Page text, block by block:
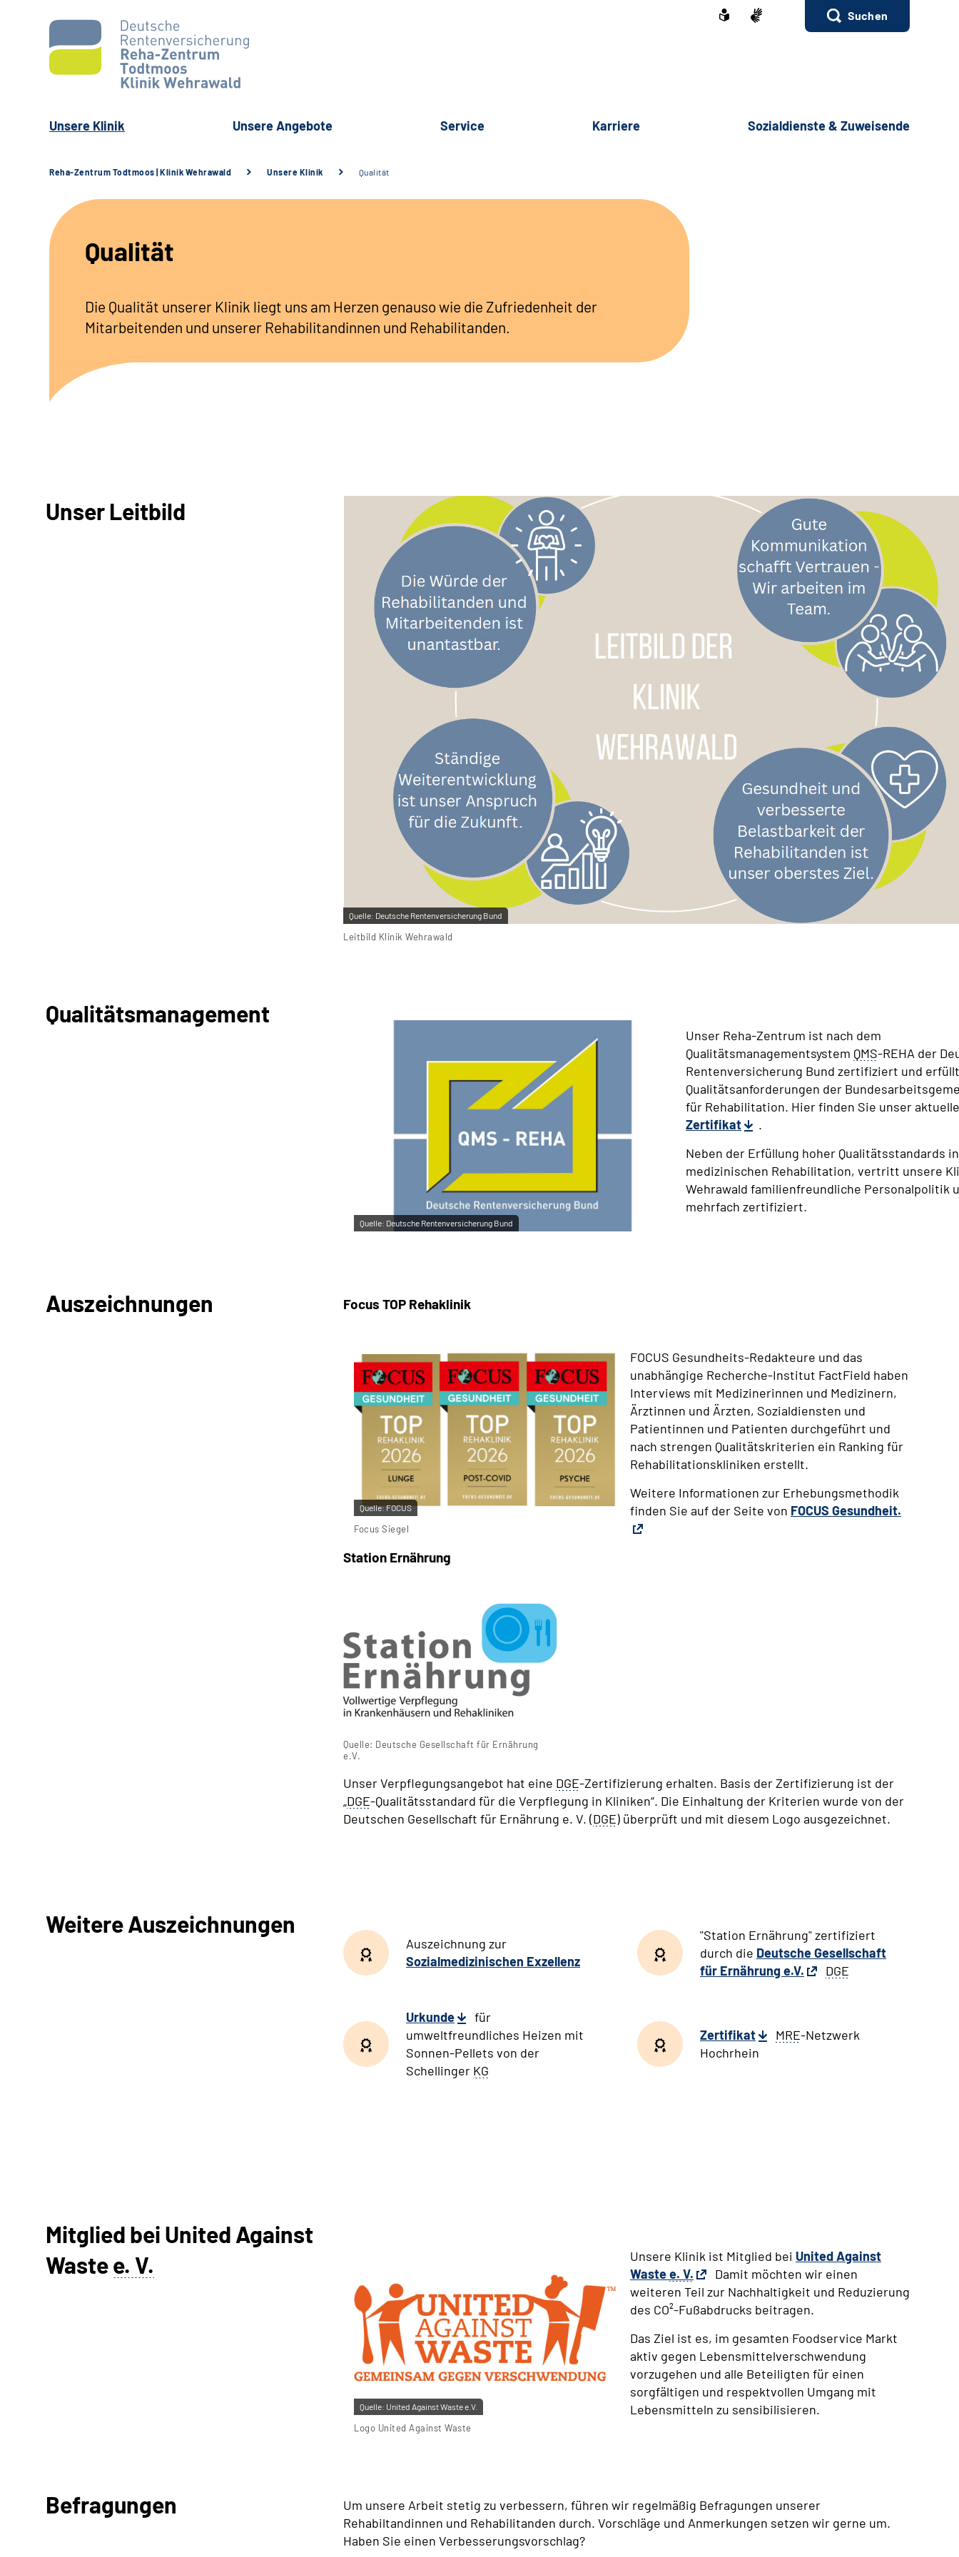
Suchen
Unsere Klinik Unsere Angebote Service Karriere Sozialdienste & Zuweisende
Reha-Zentrum Todtmoos | Klinik Wehrawald Unsere Klinik Qualität
Qualität
Die Qualität unserer Klinik liegt uns am Herzen genauso wie die Zufriedenheit der
Mitarbeitenden und unserer Rehabilitandinnen und Rehabilitanden.
Unser Leitbild
Quelle: Deutsche Rentenversicherung Bund
Leitbild Klinik Wehrawald
Qualitätsmanagement
Quelle: Deutsche Rentenversicherung Bund
Unser Reha-Zentrum ist nach dem
Qualitätsmanagementsystem QMS-REHA der
Rentenversicherung Bund zertifiziert und
Qualitätsanforderungen der
für Rehabilitation. Hier finden Sie unser
Zertifikat
.
Neben der Erfüllung hoher Qualitätsstandards
medizinischen Rehabilitation, vertritt unsere
Wehrawald familienfreundliche Personalpolitik
mehrfach zertifiziert.
Auszeichnungen Focus TOP Rehaklinik
Quelle:FOCUS
Focus Siegel
FOCUS Gesundheits-Redakteure und das
unabhängige Recherche-Institut FactField haben
Interviews mit Medizinerinnen und Medizinern,
Ärztinnen und Ärzten, Sozialdiensten und
Patientinnen und Patienten durchgeführt und
nach strengen Qualitätskriterien ein Ranking für
Rehabilitationskliniken erstellt.
Weitere Informationen zur Erhebungsmethodik
finden Sie auf der Seite von FOCUS Gesundheit.
Station Ernährung
Quelle: Deutsche Gesellschaft für Ernährung
e.V.
Unser Verpflegungsangebot hat eine DGE-Zertifizierung erhalten. Basis der Zertifizierung ist der
„DGE-Qualitätsstandard für die Verpflegung in Kliniken“. Die Einhaltung der Kriterien wurde von der
Deutschen Gesellschaft für Ernährung e. V. (DGE) überprüft und mit diesem Logo ausgezeichnet.
Weitere Auszeichnungen
Auszeichnung zur
Sozialmedizinischen Exzellenz
"Station Ernährung" zertifiziert
durch die Deutsche Gesellschaft
für Ernährung e.V.
DGE
Urkunde
für
umweltfreundliches Heizen mit
Sonnen-Pellets von der
Schellinger KG
Zertifikat MRE-Netzwerk
Hochrhein
Mitglied bei United Against
Wastee. V.
Quelle: United Against Waste e.V.
Logo United Against Waste
Unsere Klinik ist Mitglied bei United Against
Wastee. V.
Damit möchten wir einen
weiteren Teil zur Nachhaltigkeit und Reduzierung
des CO²-Fußabdrucks beitragen.
Das Ziel ist es, im gesamten Foodservice Markt
aktiv gegen Lebensmittelverschwendung
vorzugehen und alle Beteiligten für einen
sorgfältigen und respektvollen Umgang mit
Lebensmitteln zu sensibilisieren.
Befragungen
Um unsere Arbeit stetig zu verbessern, führen wir regelmäßig Befragungen unserer
Rehabiltandinnen und Rehabilitanden durch. Vorschläge und Anmerkungen setzen wir gerne um.
Haben Sie einen Verbesserungsvorschlag?